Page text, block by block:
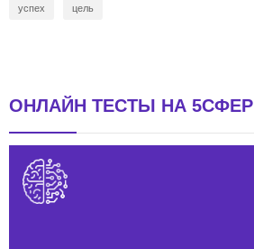
успех цель
ОНЛАЙН ТЕСТЫ НА 5СФЕР